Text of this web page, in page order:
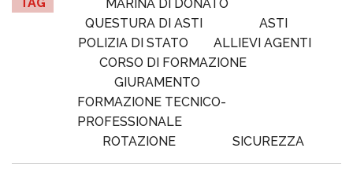
MARINA DI DONATO
QUESTURA DI ASTI
ASTI
POLIZIA DI STATO
ALLIEVI AGENTI
CORSO DI FORMAZIONE
GIURAMENTO
FORMAZIONE TECNICO-
PROFESSIONALE
ROTAZIONE
SICUREZZA